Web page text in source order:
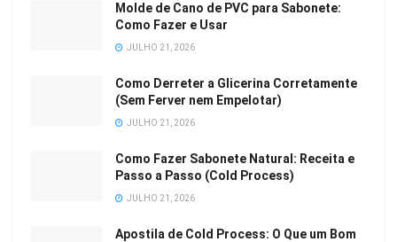
Molde de Cano de PVC para Sabonete:
Como Fazer e Usar
JULHO 21, 2026
Como Derreter a Glicerina Corretamente
(Sem Ferver nem Empelotar)
JULHO 21, 2026
Como Fazer Sabonete Natural: Receita e
Passo a Passo (Cold Process)
JULHO 21, 2026
Apostila de Cold Process: O Que um Bom